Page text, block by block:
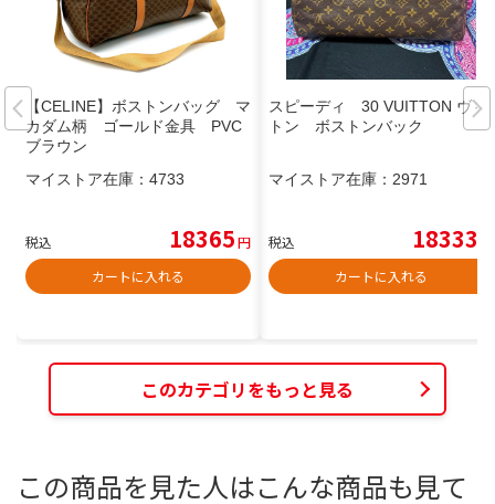
【CELINE】ボストンバッグ マ
カダム柄 ゴールド金具 PVC
ブラウン
マイストア在庫： 4733
税込 18365円
カートに入れる
スピーディ 30 VUITTON ヴィ
トン ボストンバック
マイストア在庫： 2971
税込 18333
カートに入れる
このカテゴリをもっと見る
この商品を見た人はこんな商品も見て